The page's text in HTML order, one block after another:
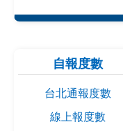
自報度數
台北通報度數
線上報度數